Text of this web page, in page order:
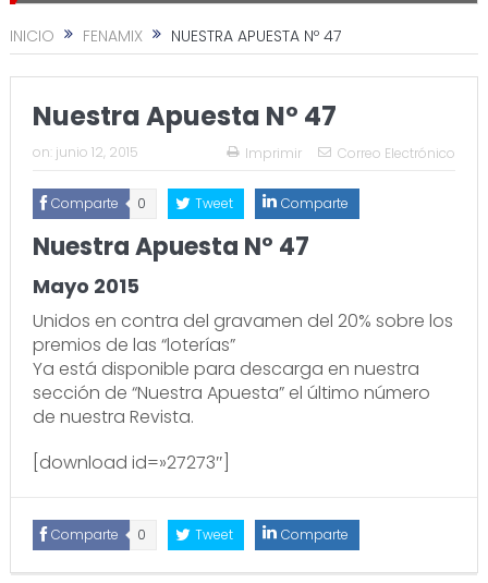
INICIO FENAMIX NUESTRA APUESTA Nº 47
Nuestra Apuesta Nº 47
on: junio 12, 2015 Imprimir Correo Electrónico
Comparte 0 Tweet Comparte
Nuestra Apuesta Nº 47
Mayo 2015
Unidos en contra del gravamen del 20% sobre los
premios de las “loterías”
Ya está disponible para descarga en nuestra
sección de “Nuestra Apuesta” el último número
de nuestra Revista.
[download id=»27273″]
Comparte 0 Tweet Comparte